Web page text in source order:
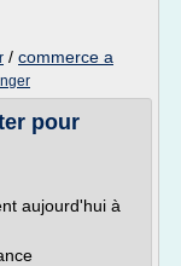
/ commerce a
pour
aujourd'hui à